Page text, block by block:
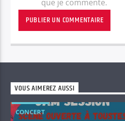
que je commente.
VOUS AIMEREZ AUSSI
CONCERT